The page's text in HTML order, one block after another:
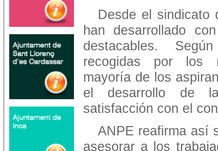
Desde el sindicato
han desarrollado
destacables.
recogidas por los
mayoría de los
el desarrollo de
satisfacción con el
ANPE reafirma así
asesorar a los